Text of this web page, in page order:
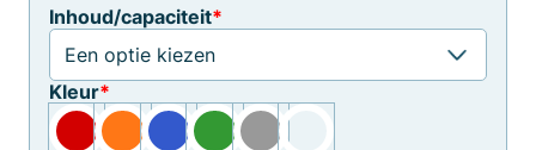
*
Inhoud/capaciteit
*
Kleur